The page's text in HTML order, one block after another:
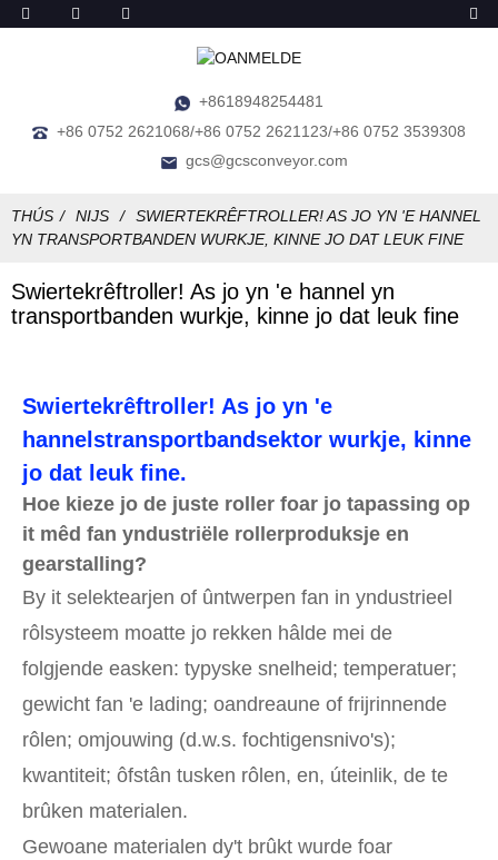
+8618948254481
+86 0752 2621068/+86 0752 2621123/+86 0752 3539308
gcs@gcsconveyor.com
THÚS NIJS
SWIERTEKRÊFTROLLER! AS JO ​​YN 'E HANNEL
YN TRANSPORTBANDEN WURKJE, KINNE JO DAT LEUK FINE
Swiertekrêftroller! As jo ​​yn 'e hannel yn
transportbanden wurkje, kinne jo dat leuk fine
Swiertekrêftroller! As jo ​​yn 'e
hannelstransportbandsektor wurkje, kinne
jo dat leuk fine.
Hoe kieze jo de juste roller foar jo tapassing op
it mêd fan yndustriële rollerproduksje en
gearstalling?
By it selektearjen of ûntwerpen fan in yndustrieel
rôlsysteem moatte jo rekken hâlde mei de
folgjende easken: typyske snelheid; temperatuer;
gewicht fan 'e lading; oandreaune of frijrinnende
rôlen; omjouwing (d.w.s. fochtigensnivo's);
kwantiteit; ôfstân tusken rôlen, en, úteinlik, de te
brûken materialen.
Gewoane materialen dy't brûkt wurde foar